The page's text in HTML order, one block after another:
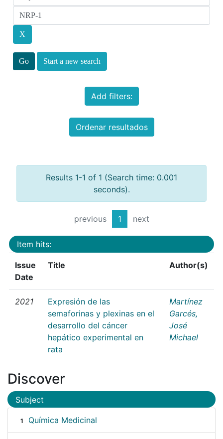
Start a new search
Add filters:
Ordenar resultados
Results 1-1 of 1 (Search time: 0.001
seconds).
previous 1 next
Item hits:
Issue
Date
Title Author(s)
2021
Expresión de las
semaforinas y plexinas en el
desarrollo del cáncer
hepático experimental en
rata
Martínez
Garcés,
José
Michael
Discover
Subject
1 Química Medicinal